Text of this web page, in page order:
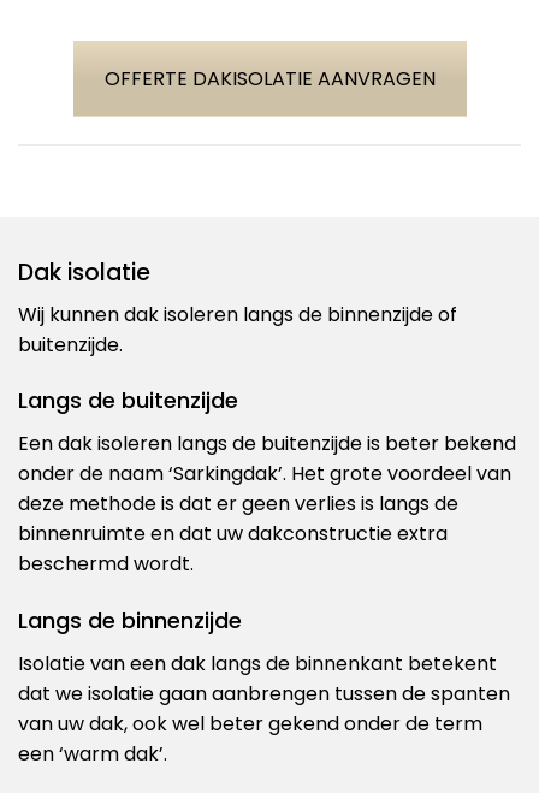
OFFERTE DAKISOLATIE AANVRAGEN
Dak isolatie
Wij kunnen dak isoleren langs de binnenzijde of
buitenzijde.
Langs de buitenzijde
Een dak isoleren langs de buitenzijde is beter bekend
onder de naam ‘Sarkingdak’. Het grote voordeel van
deze methode is dat er geen verlies is langs de
binnenruimte en dat uw dakconstructie extra
beschermd wordt.
Langs de binnenzijde
Isolatie van een dak langs de binnenkant betekent
dat we isolatie gaan aanbrengen tussen de spanten
van uw dak, ook wel beter gekend onder de term
een ‘warm dak’.